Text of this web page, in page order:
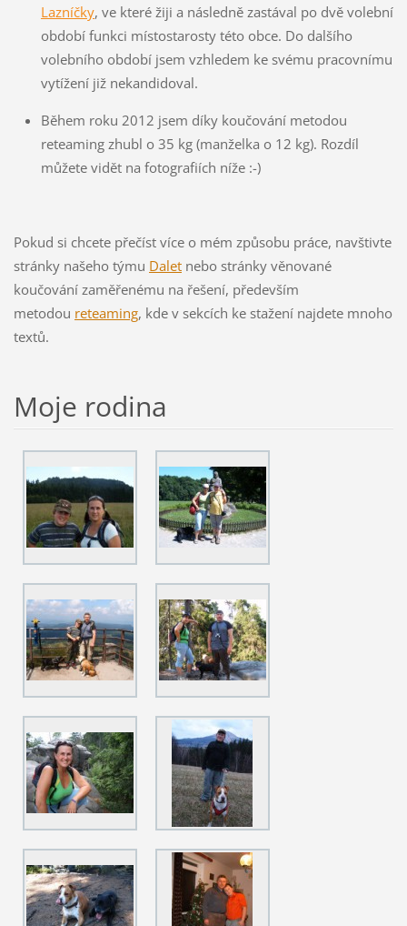
Lazníčky, ve které žiji a následně zastával po dvě volební
období funkci místostarosty této obce. Do dalšího
volebního období jsem vzhledem ke svému pracovnímu
vytížení již nekandidoval.
Během roku 2012 jsem díky koučování metodou
reteaming zhubl o 35 kg (manželka o 12 kg). Rozdíl
můžete vidět na fotografiích níže :-)
Pokud si chcete přečíst více o mém způsobu práce, navštivte
stránky našeho týmu Daletnebo stránky věnované
koučování zaměřenému na řešení, především
metodou reteaming, kde v sekcích ke stažení najdete mnoho
textů.
Moje rodina